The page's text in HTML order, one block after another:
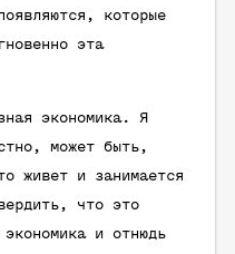
которые
эта
экономика. Я
может быть,
живет и занимается
что это
и отнюдь